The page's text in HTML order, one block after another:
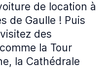
de location à
de Gaulle ! Puis
des
la Tour
la Cathédrale